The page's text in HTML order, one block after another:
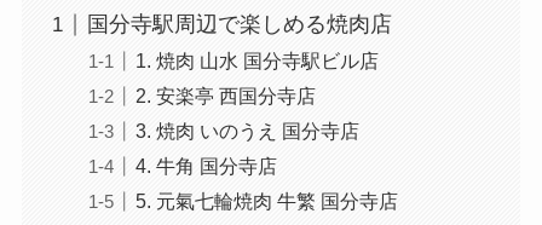
国分寺駅周辺で楽しめる焼肉店
1. 焼肉 山水 国分寺駅ビル店
2. 安楽亭 西国分寺店
3. 焼肉 いのうえ 国分寺店
4. 牛角 国分寺店
5. 元氣七輪焼肉 牛繁 国分寺店